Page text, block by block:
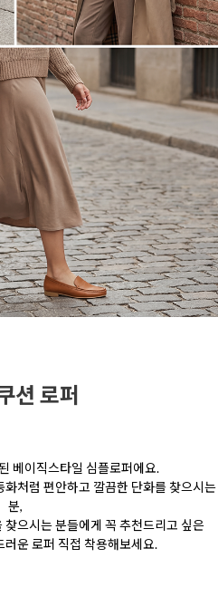
션 로퍼
베이직스타일 심플로퍼에요.
처럼 편안하고 깔끔한 단화를 찾으시는
분,
으시는 분들에게 꼭 추천드리고 싶은
운 로퍼 직접 착용해보세요.